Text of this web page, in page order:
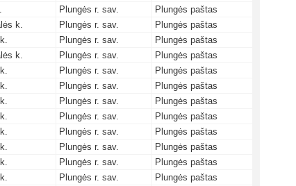
Plungės r. sav.
Plungės paštas
k. Plungės r. sav.
Plungės paštas
Plungės r. sav.
Plungės paštas
k. Plungės r. sav.
Plungės paštas
Plungės r. sav.
Plungės paštas
Plungės r. sav.
Plungės paštas
Plungės r. sav.
Plungės paštas
Plungės r. sav.
Plungės paštas
Plungės r. sav.
Plungės paštas
Plungės r. sav.
Plungės paštas
Plungės r. sav.
Plungės paštas
Plungės r. sav.
Plungės paštas